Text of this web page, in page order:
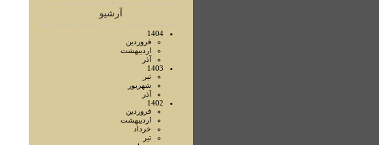
آرشیو
1404
فروردين
ارديبهشت
آذر
1403
تير
شهريور
آذر
1402
فروردين
ارديبهشت
خرداد
تير